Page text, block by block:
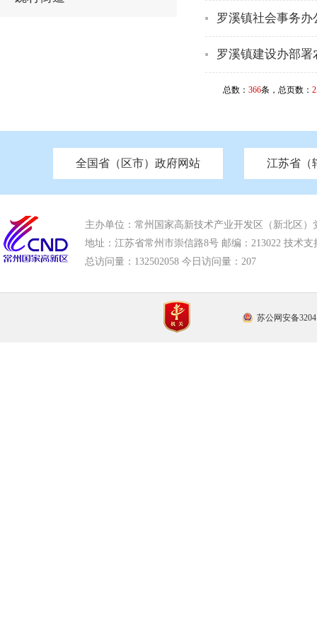
罗溪镇社会事务
罗溪镇建设办部署
总数： 366条，总页数：
全国省（区市）政府网站
北京 天津 重庆 河南 河北 山西
江苏省（
中国江苏 南京市政府 苏州市政府 无锡
市发改委 市工信局 市教育局 市科技局 市
市应急管理局 市审计局 市外事办 市生态
主办单位：常州国家高新技术产业开发区（新北区）
地址：江苏省常州市崇信路8号 邮编：213022 技术支
总访问量： 132502058 今日访问量： 207
苏公网安备